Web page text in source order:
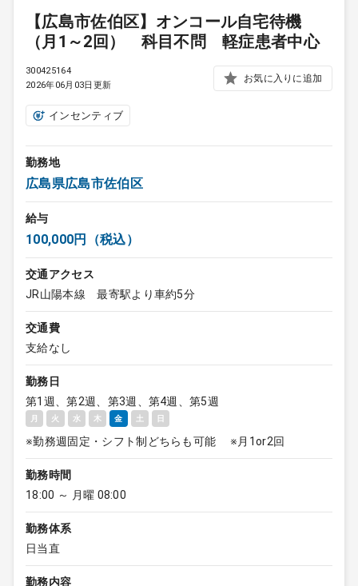
【広島市佐伯区】オンコール自宅待機
（月1～2回） 科目不問 軽症患者中心
300425164
2026年06月03日更新
お気に入りに追加
インセンティブ
勤務地
広島県広島市佐伯区
給与
100,000円（税込）
交通アクセス
JR山陽本線 最寄駅より車約5分
交通費
支給なし
勤務日
第1週、第2週、第3週、第4週、第5週
月 火 水 木 金 土 日
※勤務週固定・シフト制どちらも可能 ※月1or2回
勤務時間
18:00 ～ 月曜 08:00
勤務体系
日当直
勤務内容